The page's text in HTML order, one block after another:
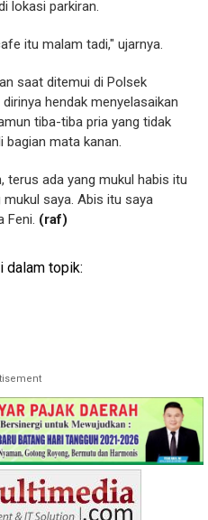
lokasi parkiran.
itu malam tadi," ujarnya.
saat ditemui di Polsek
hendak menyelasaikan
tiba-tiba pria yang tidak
bagian mata kanan.
terus ada yang mukul habis itu
saya. Abis itu saya
Feni. (raf)
dalam topik: